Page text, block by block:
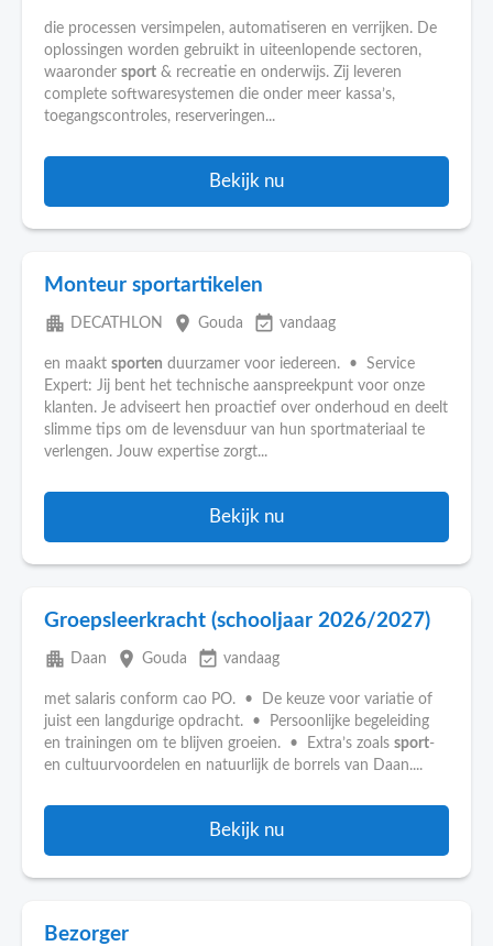
die processen versimpelen, automatiseren en verrijken. De
oplossingen worden gebruikt in uiteenlopende sectoren,
waaronder sport & recreatie en onderwijs. Zij leveren
complete softwaresystemen die onder meer kassa’s,
toegangscontroles, reserveringen...
Bekijk nu
Monteur sportartikelen
apartment DECATHLON place Gouda event_available vandaag
en maakt sporten duurzamer voor iedereen. • Service
Expert: Jij bent het technische aanspreekpunt voor onze
klanten. Je adviseert hen proactief over onderhoud en deelt
slimme tips om de levensduur van hun sportmateriaal te
verlengen. Jouw expertise zorgt...
Bekijk nu
Groepsleerkracht (schooljaar 2026/2027)
apartment Daan place Gouda event_available vandaag
met salaris conform cao PO. • De keuze voor variatie of
juist een langdurige opdracht. • Persoonlijke begeleiding
en trainingen om te blijven groeien. • Extra’s zoals sport-
en cultuurvoordelen en natuurlijk de borrels van Daan....
Bekijk nu
Bezorger